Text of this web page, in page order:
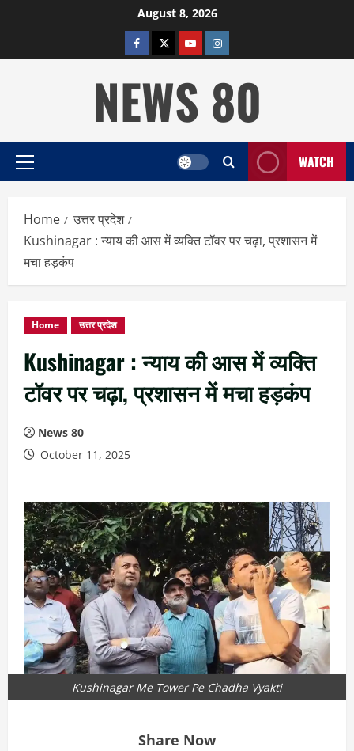
August 8, 2026
facebooktwitterYOUTUBE
instagram
NEWS 80
Primary
WATCH
Home
उत्तर प्रदेश
Kushinagar : न्याय की आस में व्यक्ति टॉवर पर चढ़ा, प्रशासन में
मचा हड़कंप
Home उत्तर प्रदेश
Kushinagar : न्याय की आस में व्यक्ति
टॉवर पर चढ़ा, प्रशासन में मचा हड़कंप
News 80
October 11, 2025
Kushinagar Me Tower Pe Chadha Vyakti
Share Now